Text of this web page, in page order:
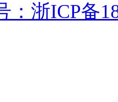
：浙ICP备